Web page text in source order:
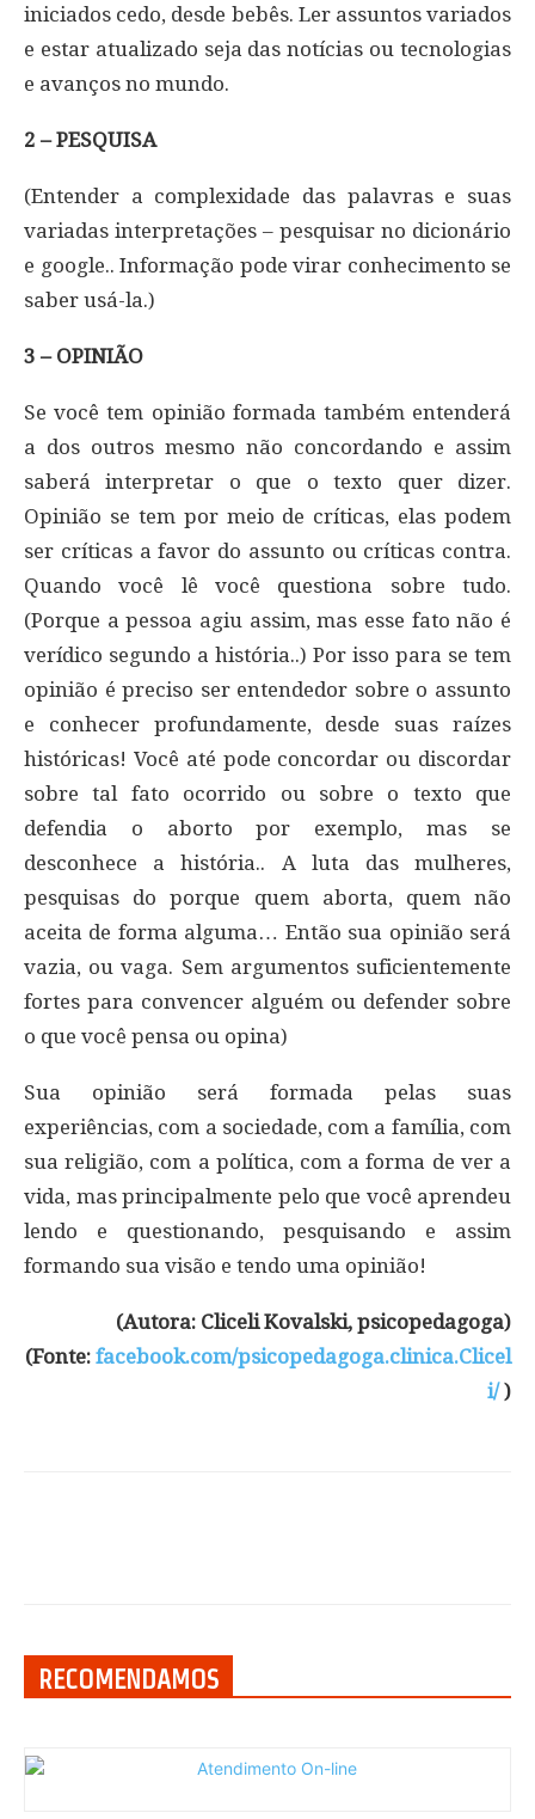
iniciados cedo, desde bebês. Ler assuntos variados
e estar atualizado seja das notícias ou tecnologias
e avanços no mundo.
2 – PESQUISA
(Entender a complexidade das palavras e suas
variadas interpretações – pesquisar no dicionário
e google.. Informação pode virar conhecimento se
saber usá-la.)
3 – OPINIÃO
Se você tem opinião formada também entenderá
a dos outros mesmo não concordando e assim
saberá interpretar o que o texto quer dizer.
Opinião se tem por meio de críticas, elas podem
ser críticas a favor do assunto ou críticas contra.
Quando você lê você questiona sobre tudo.
(Porque a pessoa agiu assim, mas esse fato não é
verídico segundo a história..) Por isso para se tem
opinião é preciso ser entendedor sobre o assunto
e conhecer profundamente, desde suas raízes
históricas! Você até pode concordar ou discordar
sobre tal fato ocorrido ou sobre o texto que
defendia o aborto por exemplo, mas se
desconhece a história.. A luta das mulheres,
pesquisas do porque quem aborta, quem não
aceita de forma alguma… Então sua opinião será
vazia, ou vaga. Sem argumentos suficientemente
fortes para convencer alguém ou defender sobre
o que você pensa ou opina)
Sua opinião será formada pelas suas
experiências, com a sociedade, com a família, com
sua religião, com a política, com a forma de ver a
vida, mas principalmente pelo que você aprendeu
lendo e questionando, pesquisando e assim
formando sua visão e tendo uma opinião!
(Autora: Cliceli Kovalski, psicopedagoga)
(Fonte: facebook.com/psicopedagoga.clinica.Clicel
i/)
RECOMENDAMOS